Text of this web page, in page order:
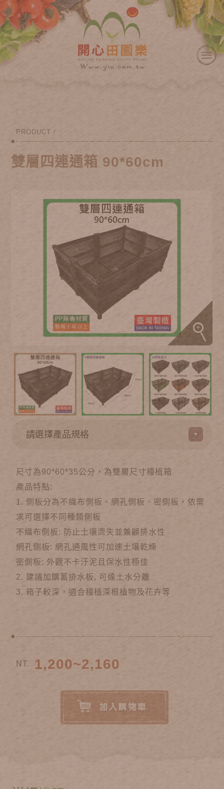
PRODUCT /
雙層四連通箱 90*60cm
尺寸為90*60*35公分，為雙層尺寸種植箱
產品特點:
1. 側板分為不織布側板、網孔側板、密側板，依需
求可選擇不同種類側板
不織布側板: 防止土壤流失並兼顧排水性
網孔側板: 網孔通風性可加速土壤乾燥
密側板: 外觀不卡汙泥且保水性極佳
2. 建議加購蓄排水板, 可達土水分離
3. 箱子較深，適合種植深根植物及花卉等
NT. 1,200~2,160